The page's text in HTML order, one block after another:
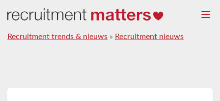
Recruitment trends & nieuws » Recruitment nieuws